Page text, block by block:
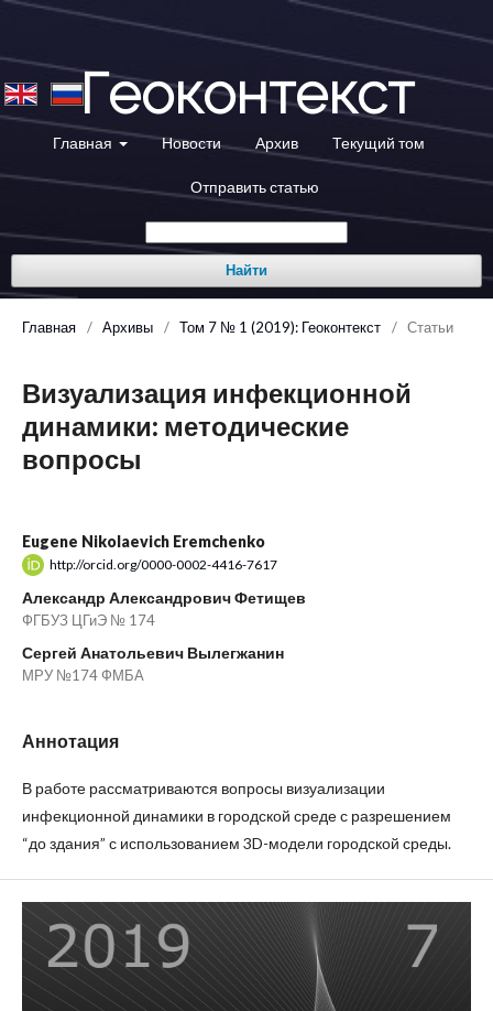
Геоконтекст
Главная Новости Архив Текущий том
Отправить статью
Найти
Главная / Архивы / Том 7 № 1 (2019): Геоконтекст / Статьи
Визуализация инфекционной
динамики: методические
вопросы
Eugene Nikolaevich Eremchenko
http://orcid.org/0000-0002-4416-7617
Александр Александрович Фетищев
ФГБУЗ ЦГиЭ № 174
Сергей Анатольевич Вылегжанин
МРУ №174 ФМБА
Аннотация
В работе рассматриваются вопросы визуализации
инфекционной динамики в городской среде с разрешением
“до здания” с использованием 3D-модели городской среды.